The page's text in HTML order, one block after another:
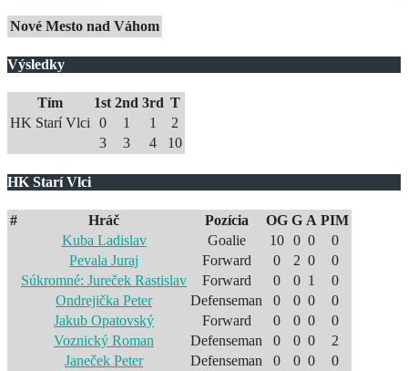
Nové Mesto nad Váhom
Výsledky
Tím 1st 2nd 3rd T
HK Starí Vlci 0 1 1
2
3
3 4 10
HK Starí Vlci
# Hráč Pozícia OG G A PIM
Kuba Ladislav
Goalie 10 0 0
0
Pevala Juraj
Forward 0 2 0
0
Súkromné: Jureček Rastislav
Forward 0 0 1
0
Ondrejička Peter
Defenseman 0 0 0
0
Jakub Opatovský
Forward 0 0 0
0
Voznický Roman
Defenseman 0 0 0
2
Janeček Peter
Defenseman 0 0 0
0